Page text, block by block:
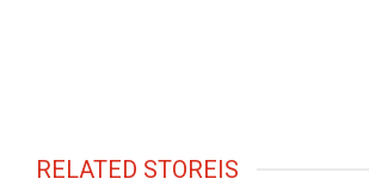
RELATED STOREIS